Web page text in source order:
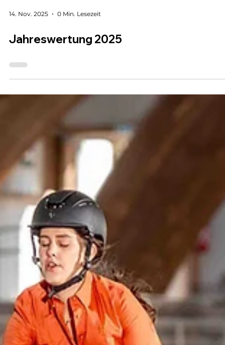
14. Nov. 2025 0 Min. Lesezeit
Jahreswertung 2025